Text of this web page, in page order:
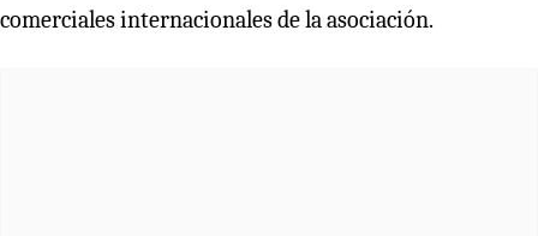
comerciales internacionales de la asociación.